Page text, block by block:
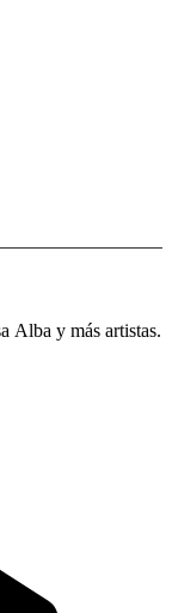
Lo nuevo de Soledad, Christian Nodal, Princesa Alba y más artistas.